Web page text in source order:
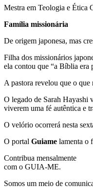
Mestra em Teologia e Ética
Família missionária
De origem japonesa, mas
Filha dos missionários
ela contou que “a Bíblia era
A pastora revelou que o que
O legado de Sarah Hayashi
viverem uma fé autêntica e
O velório ocorrerá nesta
O portal Guiame lamenta o
Contribua mensalmente
com o GUIA-ME.
Somos um meio de